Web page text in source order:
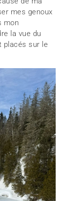
mes genoux
mon
la vue du
placés sur le